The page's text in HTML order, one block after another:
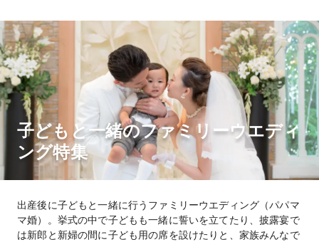
子どもと一緒のファミリーウエディ
ング特集
出産後に子どもと一緒に行うファミリーウエディング（パパマ
マ婚）。挙式の中で子どもも一緒に誓いを立てたり、披露宴で
は新郎と新婦の間に子ども用の席を設けたりと、家族みんなで